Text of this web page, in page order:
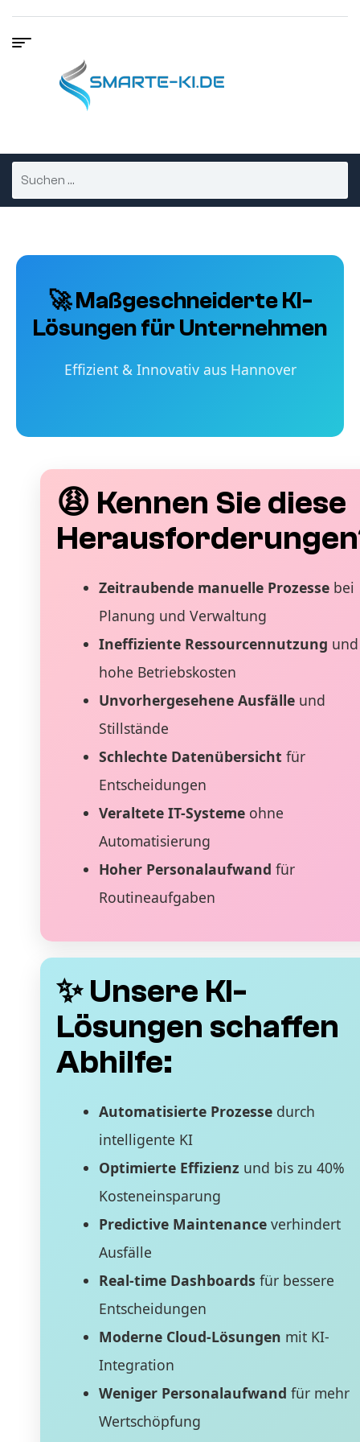
🚀 Maßgeschneiderte KI-
Lösungen für Unternehmen
Effizient & Innovativ aus Hannover
😩 Kennen Sie diese
Zeitraubende manuelle Prozessebei
Planung und Verwaltung
Ineffiziente Ressourcennutzung und
hohe Betriebskosten
Unvorhergesehene Ausfälleund
Stillstände
Schlechte Datenübersicht für
Entscheidungen
Veraltete IT-Systemeohne
Automatisierung
Hoher Personalaufwand für
Routineaufgaben
✨ Unsere KI-
Lösungen schaffen
Abhilfe:
Automatisierte Prozessedurch
intelligente KI
Optimierte Effizienz und bis zu 40%
Kosteneinsparung
Predictive Maintenanceverhindert
Ausfälle
Real-time Dashboards für bessere
Entscheidungen
Moderne Cloud-Lösungen mit KI-
Integration
Weniger Personalaufwand für mehr
Wertschöpfung